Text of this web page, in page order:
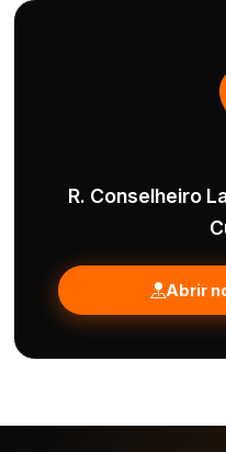
R. Conselheiro
Abrir